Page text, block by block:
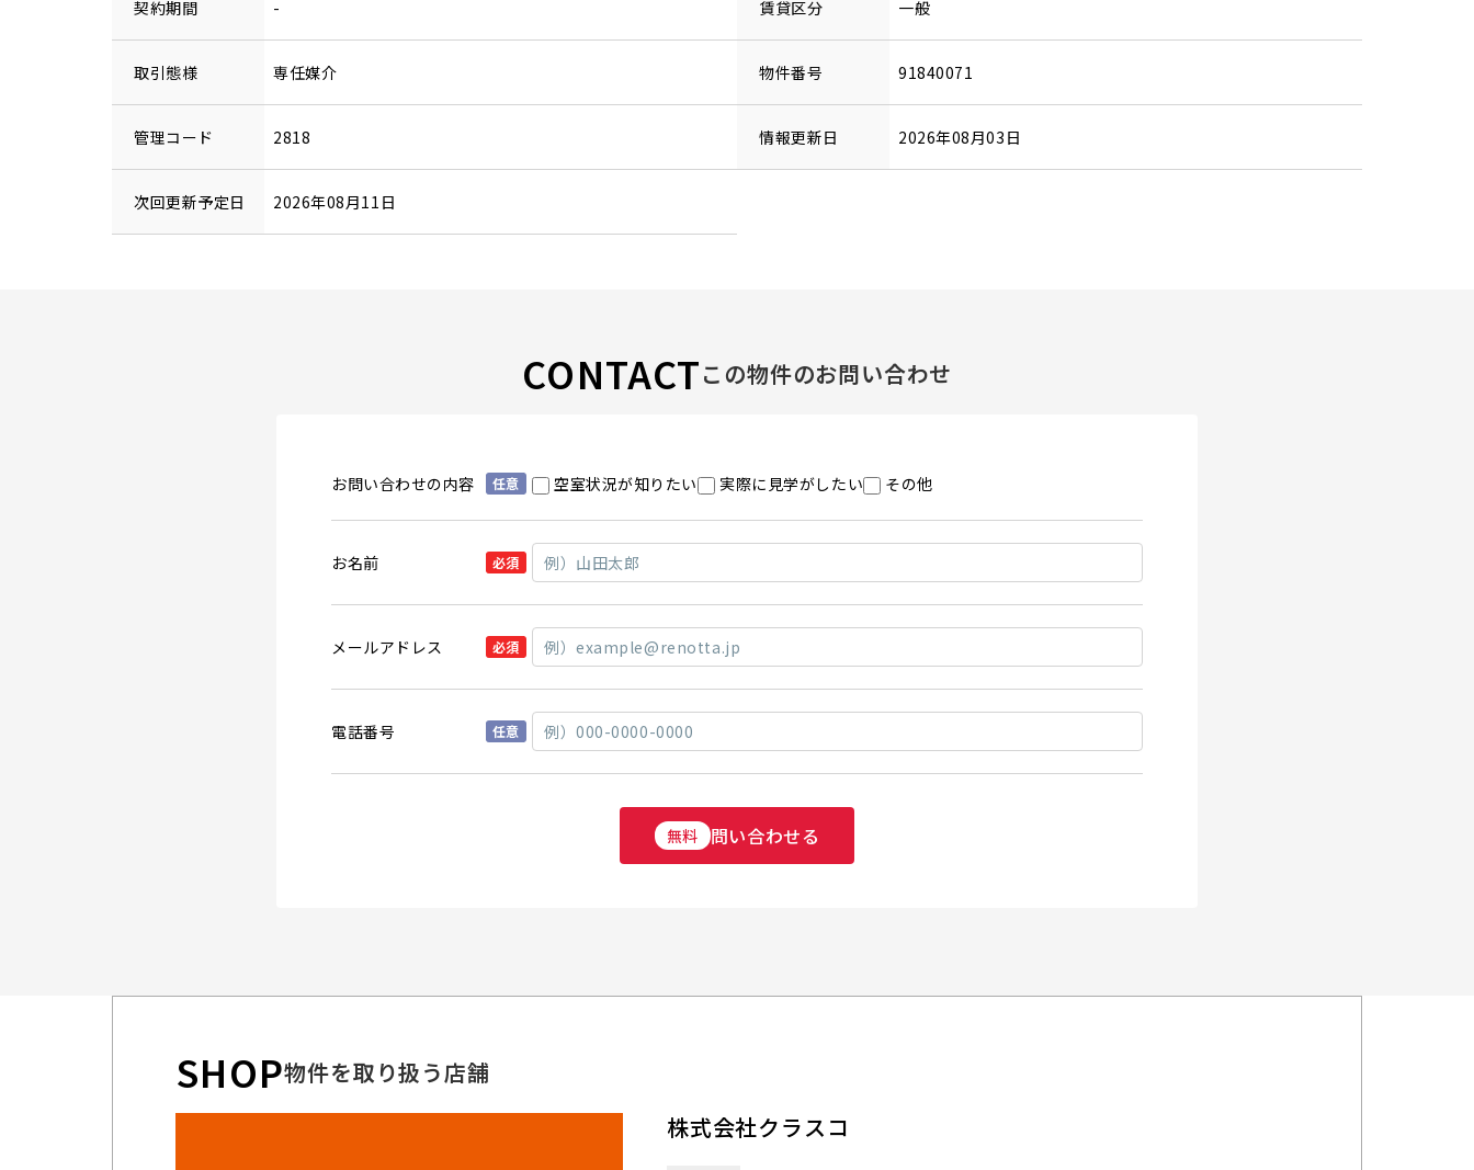
契約期間 - 賃貸区分 一般
取引態様 専任媒介 物件番号 91840071
管理コード 2818 情報更新日 2026年08月03日
次回更新予定日 2026年08月11日
CONTACTこの物件のお問い合わせ
お問い合わせの内容 任意 空室状況が知りたい 実際に見学がしたい その他
お名前 必須
メールアドレス 必須
電話番号 任意
無料 問い合わせる
SHOP物件を取り扱う店舗
株式会社クラスコ